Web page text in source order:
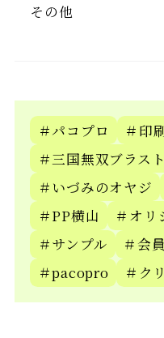
その他
＃パコプロ
＃印
＃三国無双ブラス
＃いづみのオヤジ
＃PP横山
＃オリ
＃サンプル
＃会
＃pacopro
＃ク